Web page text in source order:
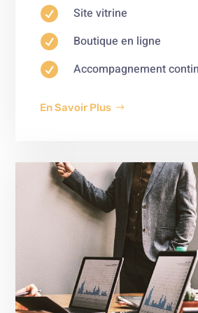
 Site vitrine
 Boutique en ligne
 Accompagnement
En Savoir Plus